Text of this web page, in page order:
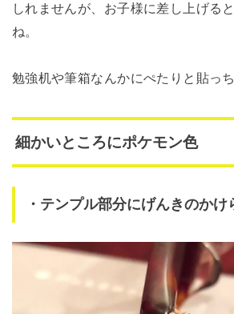
しれませんが、お子様に差し上げる
ね。
勉強机や筆箱なんかにぺたりと貼っち
細かいところにポケモン色
・テンプル部分にげんきのかけ